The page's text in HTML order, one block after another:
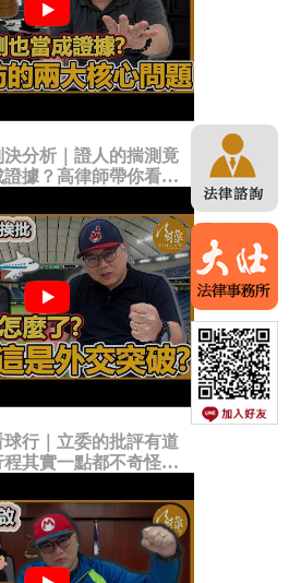
分析｜證人的揣測竟
據？高律師帶你看未
行｜立委的批評有道
其實一點都不奇怪？